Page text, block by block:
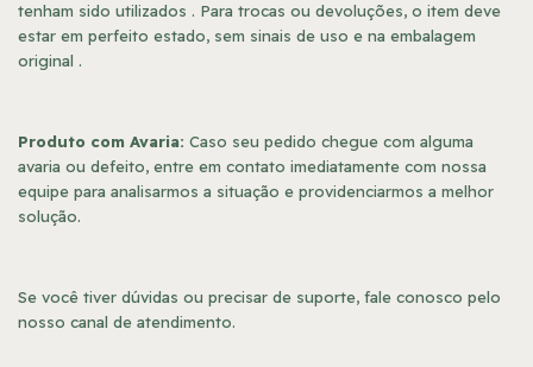
tenham sido utilizados . Para trocas ou devoluções, o item deve
estar em perfeito estado, sem sinais de uso e na embalagem
original .
Produto com Avaria: Caso seu pedido chegue com alguma
avaria ou defeito, entre em contato imediatamente com nossa
equipe para analisarmos a situação e providenciarmos a melhor
solução.
Se você tiver dúvidas ou precisar de suporte, fale conosco pelo
nosso canal de atendimento.